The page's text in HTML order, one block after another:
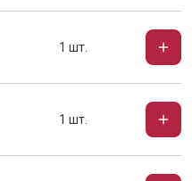
1 шт.
1 шт.